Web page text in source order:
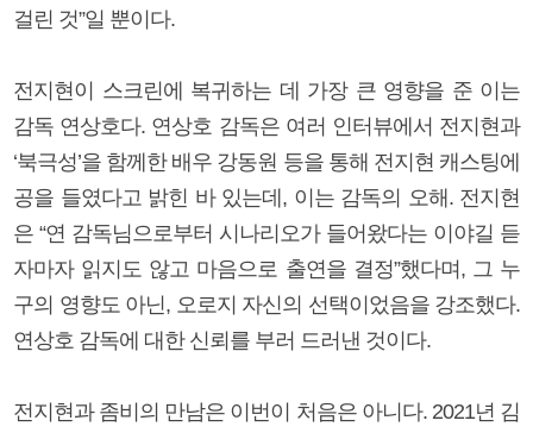
걸린 것”일 뿐이다.
전지현이 스크린에 복귀하는 데 가장 큰 영향을 준 이는
감독 연상호다. 연상호 감독은 여러 인터뷰에서 전지현과
‘북극성’을 함께한 배우 강동원 등을 통해 전지현 캐스팅에
공을 들였다고 밝힌 바 있는데, 이는 감독의 오해. 전지현
은 “연 감독님으로부터 시나리오가 들어왔다는 이야길 듣
자마자 읽지도 않고 마음으로 출연을 결정”했다며, 그 누
구의 영향도 아닌, 오로지 자신의 선택이었음을 강조했다.
연상호 감독에 대한 신뢰를 부러 드러낸 것이다.
전지현과 좀비의 만남은 이번이 처음은 아니다. 2021년 김